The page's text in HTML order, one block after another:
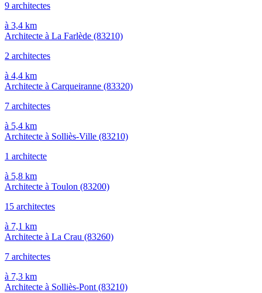
9 architectes
à 3,4 km
Architecte à La Farlède (83210)
2 architectes
à 4,4 km
Architecte à Carqueiranne (83320)
7 architectes
à 5,4 km
Architecte à Solliès-Ville (83210)
1 architecte
à 5,8 km
Architecte à Toulon (83200)
15 architectes
à 7,1 km
Architecte à La Crau (83260)
7 architectes
à 7,3 km
Architecte à Solliès-Pont (83210)